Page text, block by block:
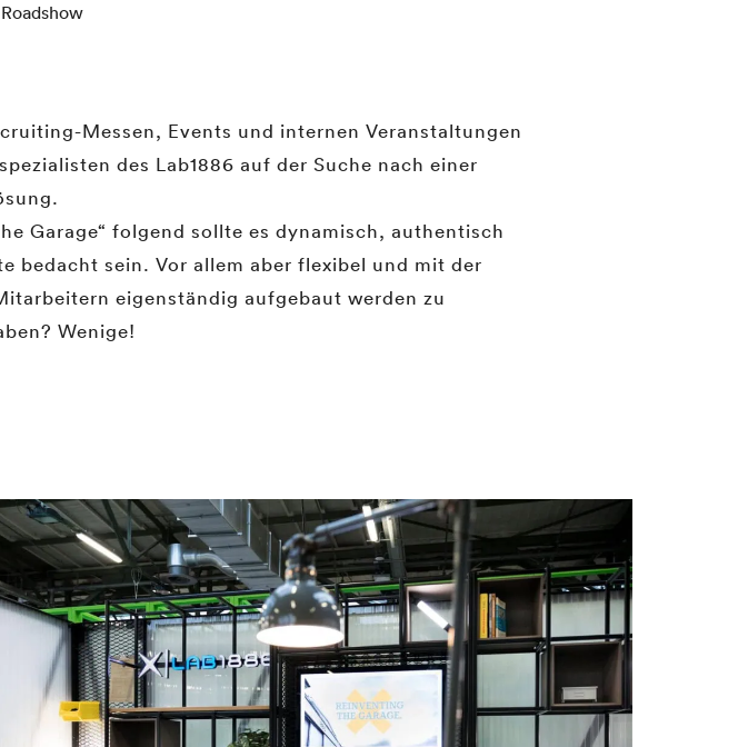
Roadshow
Messen, Events und internen Veranstaltungen
des Lab1886 auf der Suche nach einer
Garage“ folgend sollte es dynamisch, authentisch
bedacht sein. Vor allem aber flexibel und mit der
eigenständig aufgebaut werden zu
Wenige!